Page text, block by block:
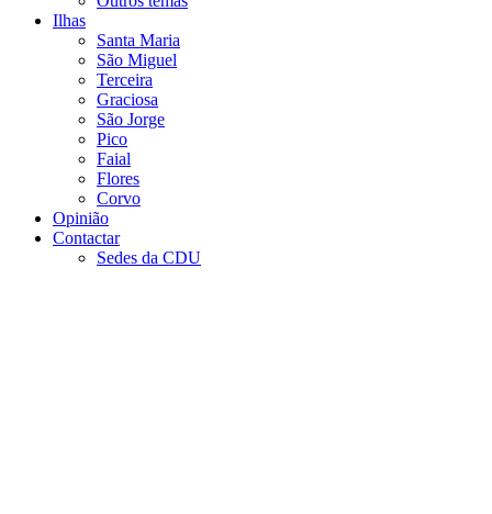
Ilhas
Santa Maria
São Miguel
Terceira
Graciosa
São Jorge
Pico
Faial
Flores
Corvo
Opinião
Contactar
Sedes da CDU